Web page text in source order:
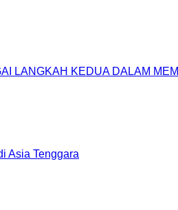
LANGKAH KEDUA DALAM
Asia Tenggara